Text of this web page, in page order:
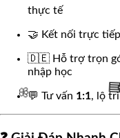
thực tế
🤝 Kết nối trực
🇩🇪 Hỗ trợ trọn gói
nhập học
💬 Tư vấn 1:1, lộ